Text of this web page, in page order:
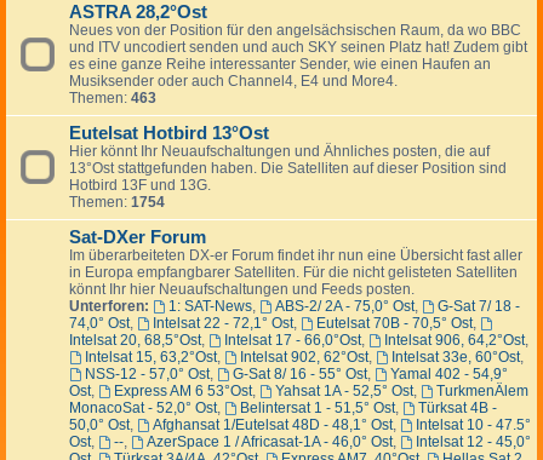
ASTRA 28,2°Ost
Neues von der Position für den angelsächsischen Raum, da wo BBC
und ITV uncodiert senden und auch SKY seinen Platz hat! Zudem gibt
es eine ganze Reihe interessanter Sender, wie einen Haufen an
Musiksender oder auch Channel4, E4 und More4.
Themen: 463
Eutelsat Hotbird 13°Ost
Hier könnt Ihr Neuaufschaltungen und Ähnliches posten, die auf
13°Ost stattgefunden haben. Die Satelliten auf dieser Position sind
Hotbird 13F und 13G.
Themen: 1754
Sat-DXer Forum
Im überarbeiteten DX-er Forum findet ihr nun eine Übersicht fast aller
in Europa empfangbarer Satelliten. Für die nicht gelisteten Satelliten
könnt Ihr hier Neuaufschaltungen und Feeds posten.
Unterforen:
1: SAT-News, ABS-2/ 2A - 75,0° Ost,
G-Sat 7/ 18 -
74,0° Ost, Intelsat 22 - 72,1° Ost, Eutelsat 70B - 70,5° Ost,
Intelsat 20, 68,5°Ost, Intelsat 17 - 66,0°Ost, Intelsat 906, 64,2°Ost,
Intelsat 15, 63,2°Ost, Intelsat 902, 62°Ost, Intelsat 33e, 60°Ost,
NSS-12 - 57,0° Ost, G-Sat 8/ 16 - 55° Ost,
Yamal 402 - 54,9°
Ost, Express AM 6 53°Ost, Yahsat 1A - 52,5° Ost,
TurkmenÄlem
MonacoSat - 52,0° Ost, Belintersat 1 - 51,5° Ost,
Türksat 4B -
50,0° Ost, Afghansat 1/Eutelsat 48D - 48,1° Ost,
Intelsat 10 - 47.5°
Ost, --, AzerSpace 1 / Africasat-1A - 46,0° Ost,
Intelsat 12 - 45,0°